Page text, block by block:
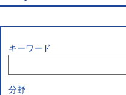
キーワード
分野